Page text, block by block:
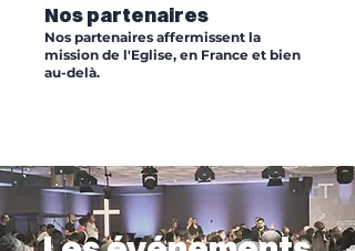
Nos partenaires
Nos partenaires affermissent la
mission de l'Eglise, en France et bien
au-delà.